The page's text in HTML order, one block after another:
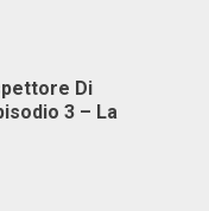
Di
3 – La